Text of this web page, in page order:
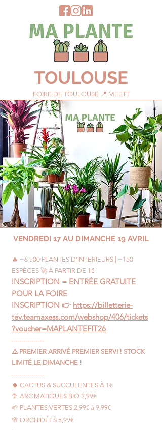
TOULOUSE
FOIRE DE TOULOUSE 📍 MEETT
VENDREDI 17 AU DIMANCHE 19 AVRIL
🔥 +6 500 PLANTES D'INTERIEURS | +150
ESPÈCES 🚀 À PARTIR DE 1€ !
INSCRIPTION = ENTRÉE GRATUITE
POUR LA FOIRE
INSCRIPTION 👉 https://billetterie-
tev.teamaxess.com/webshop/406/tickets
?voucher=MAPLANTEFIT26
----------------
⚠️ PREMIER ARRIVÉ PREMIER SERVI ! STOCK
LIMITÉ LE DIMANCHE !
----------------
🌵 CACTUS & SUCCULENTES À 1€
🥦 AROMATIQUES BIO 3,99€
🌱 PLANTES VERTES 2,99€ à 9,99€
🌸 ORCHIDÉES 5,99€